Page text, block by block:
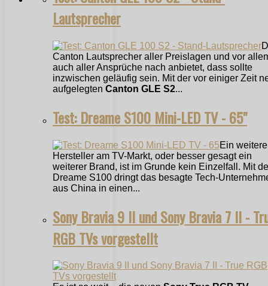
Lautsprecher
Canton Lautsprecher aller Preislagen und vor
auch aller Ansprüche nach anbietet, dass sollte
inzwischen geläufig sein. Mit der vor einiger Zeit
aufgelegten Canton GLE S2...
Test: Dreame S100 Mini-LED TV - 65"
Ein
Hersteller am TV-Markt, oder besser gesagt ein
weiterer Brand, ist im Grunde kein Einzelfall. Mit
Dreame S100 dringt das besagte Tech-
aus China in einen...
Sony Bravia 9 II und Sony Bravia 7 II -
RGB TVs vorgestellt